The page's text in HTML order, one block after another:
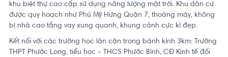
khu biệt thự cao cấp sử dụng năng lượng mặt trời. Khu dân cư
được quy hoạch như Phú Mỹ Hưng Quận 7, thoáng máy, không
bị nhà cao tầng vay xung quanh, khung cảnh cực kì đẹp.
Kết nối với các trường học lân cận trong bánh kính 3km: Trường
THPT Phước Long, tiểu học - THCS Phước Bình, CĐ Kinh tế đối